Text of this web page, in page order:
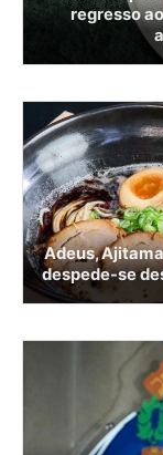
regresso
Adeus,
despede-se